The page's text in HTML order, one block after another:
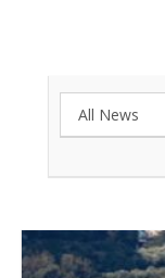
SNOWBOARD